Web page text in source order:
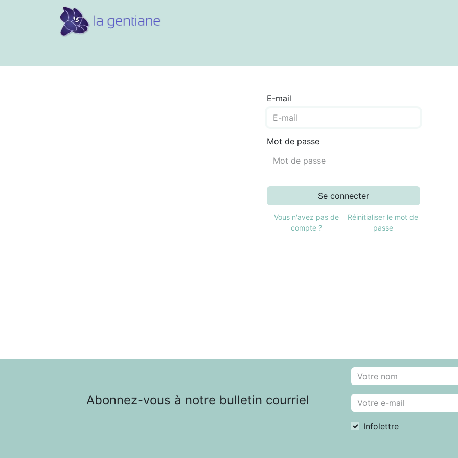
E-mail
Mot de passe
Se connecter
Vous n'avez pas de
compte ?
Réinitialiser le mot de
passe
Abonnez-vous à notre bulletin courriel
Infolettre